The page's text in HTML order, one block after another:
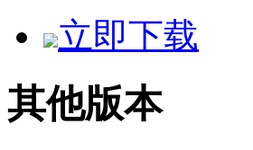
立即下载
其他版本